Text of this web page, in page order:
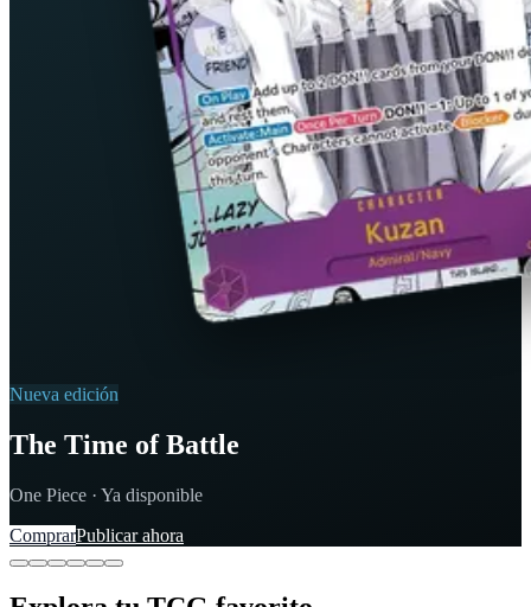
Nueva edición
The Time of Battle
One Piece · Ya disponible
ComprarPublicar ahora